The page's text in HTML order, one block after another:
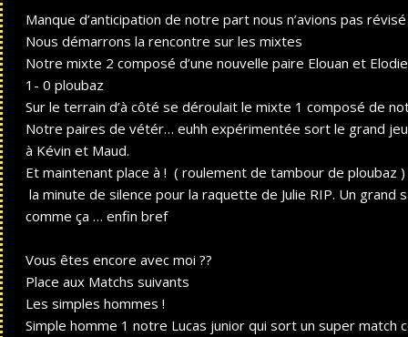
Manque d’anticipation de notre part nous n’avions pas
Nous démarrons la rencontre sur les mixtes
Notre mixte 2 composé d’une nouvelle paire Elouan et
1- 0 ploubaz
Sur le terrain d’à côté se déroulait le mixte 1 composé de
Notre paires de vétér… euhh expérimentée sort le grand
à Kévin et Maud.
Et maintenant place à ! ( roulement de tambour de ploubaz )
la minute de silence pour la raquette de Julie RIP. Un
comme ça … enfin bref
Vous êtes encore avec moi ??
Place aux Matchs suivants
Les simples hommes !
Simple homme 1 notre Lucas junior qui sort un super